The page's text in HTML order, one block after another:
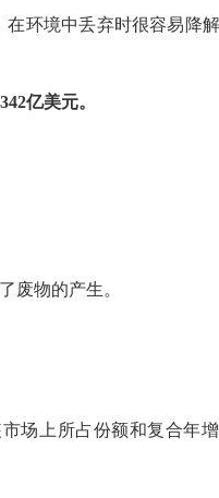
环境中丢弃时很容易降
亿美元。
废物的产生。
场上所占份额和复合年